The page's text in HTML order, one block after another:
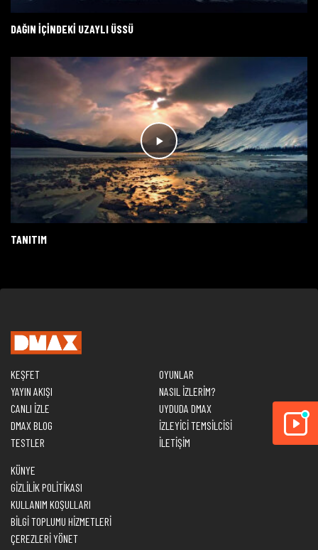
DAĞIN IÇINDEKI UZAYLI ÜSSÜ
TANITIM
KEŞFET
YAYIN AKIŞI
CANLI İZLE
DMAX BLOG
TESTLER
OYUNLAR
NASIL İZLERİM?
UYDUDA DMAX
İZLEYİCİ TEMSİLCİSİ
İLETİŞİM
KÜNYE
GİZLİLİK POLİTİKASI
KULLANIM KOŞULLARI
BİLGİ TOPLUMU HİZMETLERİ
ÇEREZLERİ YÖNET